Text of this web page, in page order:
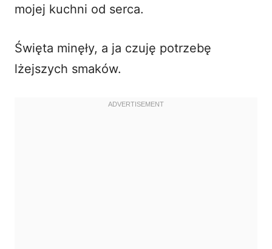
d
mojej kuchni od serca.
Święta minęły, a ja czuję potrzebę
lżejszych smaków.